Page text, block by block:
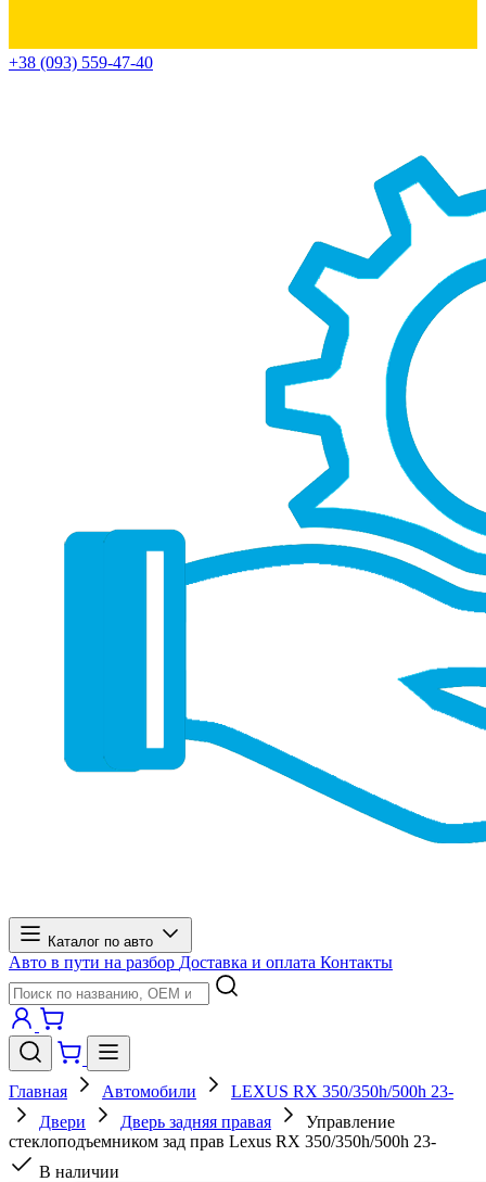
+38 (093) 559-47-40
Каталог по авто
Авто в пути на разбор Доставка и оплата Контакты
Главная Автомобили
LEXUS RX 350/350h/500h 23-
Двери
Дверь задняя правая
Управление
стеклоподъемником зад прав Lexus RX 350/350h/500h 23-
В наличии